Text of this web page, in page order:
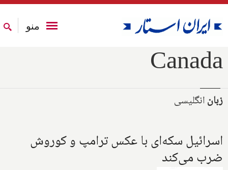
منو
Canada
زبانانگلیسی
اسرائیل سکه‌ای با عکس ترامپ و کوروش
ضرب می‌کند